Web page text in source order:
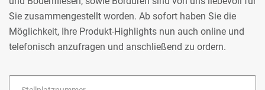
Sie zusammengestellt worden. Ab sofort haben Sie die
Möglichkeit, Ihre Produkt-Highlights nun auch online und
telefonisch anzufragen und anschließend zu ordern.